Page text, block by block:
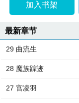
加入书架
最新章节
29 曲流生
28 魔族踪迹
27 宫凌羽